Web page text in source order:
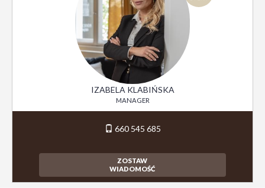
IZABELA KLABIŃSKA
MANAGER
660 545 685
ZOSTAW
WIADOMOŚĆ